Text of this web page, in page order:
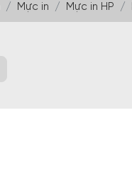
Mực in Mực in HP